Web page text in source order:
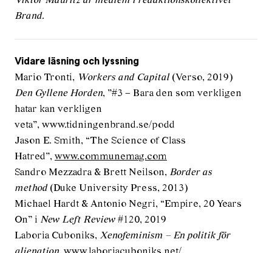
Brand.
Vidare läsning och lyssning
Mario Tronti, Workers and Capital (Verso, 2019)
Den Gyllene Horden, ”#3 – Bara den som verkligen
hatar kan verkligen
veta”, www.tidningenbrand.se/podd
Jason E. Smith, “The Science of Class
Hatred”, www.communemag.com
Sandro Mezzadra & Brett Neilson, Border as
method(Duke University Press, 2013)
Michael Hardt & Antonio Negri, “Empire, 20 Years
On” i New Left Review #120, 2019
Laboria Cuboniks, Xenofeminism – En politik för